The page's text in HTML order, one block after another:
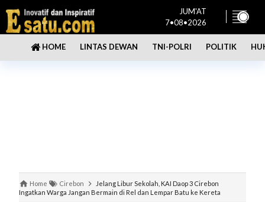
JUM'AT
7•08•2026
HOME LINTAS DEWAN TNI-POLRI POLITIK
Home Cirebon
Jelang Libur Sekolah, KAI Daop 3 Cirebon
Ingatkan Warga Jangan Bermain di Rel dan Lempar Batu ke Kereta